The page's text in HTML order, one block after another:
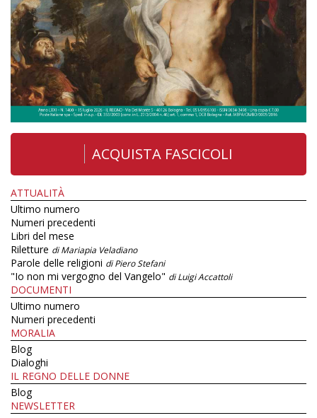
ACQUISTA FASCICOLI
ATTUALITÀ
Ultimo numero
Numeri precedenti
Libri del mese
Riletture di Mariapia Veladiano
Parole delle religioni di Piero Stefani
"Io non mi vergogno del Vangelo" di Luigi Accattoli
DOCUMENTI
Ultimo numero
Numeri precedenti
MORALIA
Blog
Dialoghi
IL REGNO DELLE DONNE
Blog
NEWSLETTER